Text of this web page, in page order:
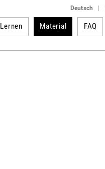
Deutsch
Lernen Material FAQ